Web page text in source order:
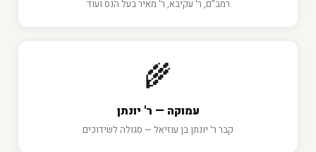
רמב"ם, ר' עקיבא, ר' מאיר בעל הנס ועוד
🌾
עמוקה — ר' יונתן
קבר ר' יונתן בן עוזיאל — סגולה לשידוכים